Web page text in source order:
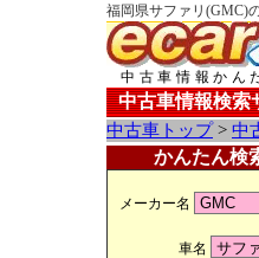
福岡県サファリ(GMC)
中古車情報かん
中古車情報検索
中古車トップ> 中
かんたん検
メーカー名
車名